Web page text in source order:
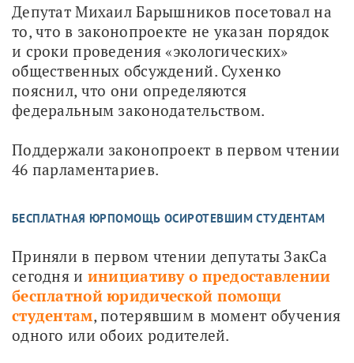
Депутат Михаил Барышников посетовал на
то, что в законопроекте не указан порядок
и сроки проведения «экологических»
общественных обсуждений. Сухенко
пояснил, что они определяются
федеральным законодательством.
Поддержали законопроект в первом чтении
46 парламентариев.
БЕСПЛАТНАЯ ЮРПОМОЩЬ ОСИРОТЕВШИМ СТУДЕНТАМ
Приняли в первом чтении депутаты ЗакСа
сегодня и инициативу о предоставлении
бесплатной юридической помощи
студентам, потерявшим в момент обучения
одного или обоих родителей.